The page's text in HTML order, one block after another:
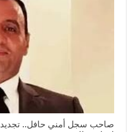
صاحب سجل أمني حافل.. تجديد